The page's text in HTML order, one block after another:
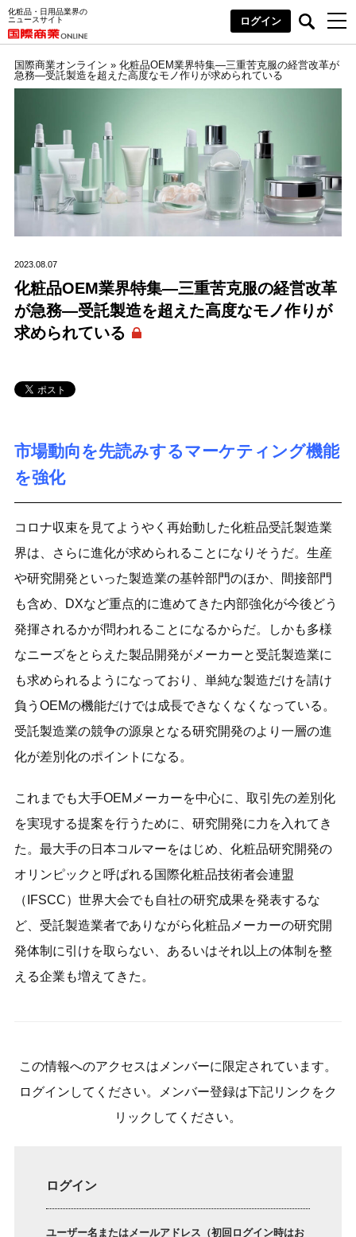
化粧品・日用品業界の
ニュースサイト
ログイン
国際商業オンライン » 化粧品OEM業界特集―三重苦克服の経営改革が
急務―受託製造を超えた高度なモノ作りが求められている
2023.08.07
化粧品OEM業界特集―三重苦克服の経営改革
が急務―受託製造を超えた高度なモノ作りが
求められている
市場動向を先読みするマーケティング機能
を強化
コロナ収束を見てようやく再始動した化粧品受託製造業
界は、さらに進化が求められることになりそうだ。生産
や研究開発といった製造業の基幹部門のほか、間接部門
も含め、DXなど重点的に進めてきた内部強化が今後どう
発揮されるかが問われることになるからだ。しかも多様
なニーズをとらえた製品開発がメーカーと受託製造業に
も求められるようになっており、単純な製造だけを請け
負うOEMの機能だけでは成長できなくなくなっている。
受託製造業の競争の源泉となる研究開発のより一層の進
化が差別化のポイントになる。
これまでも大手OEMメーカーを中心に、取引先の差別化
を実現する提案を行うために、研究開発に力を入れてき
た。最大手の日本コルマーをはじめ、化粧品研究開発の
オリンピックと呼ばれる国際化粧品技術者会連盟
（IFSCC）世界大会でも自社の研究成果を発表するな
ど、受託製造業者でありながら化粧品メーカーの研究開
発体制に引けを取らない、あるいはそれ以上の体制を整
える企業も増えてきた。
この情報へのアクセスはメンバーに限定されています。
ログインしてください。メンバー登録は下記リンクをク
リックしてください。
ログイン
ユーザー名またはメールアドレス（初回ログイン時はお